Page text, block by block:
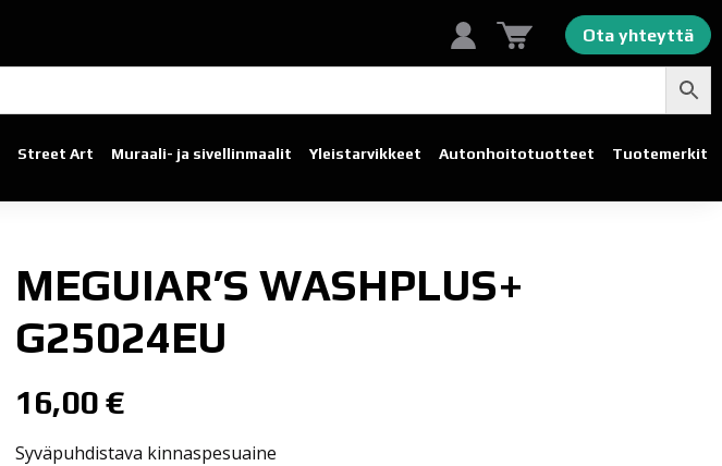
Ota yhteyttä
Street Art Muraali- ja sivellinmaalit Yleistarvikkeet Autonhoito­tuotteet Tuotemerkit
MEGUIAR’S WASHPLUS+
G25024EU
16,00€
Syväpuhdistava kinnaspesuaine